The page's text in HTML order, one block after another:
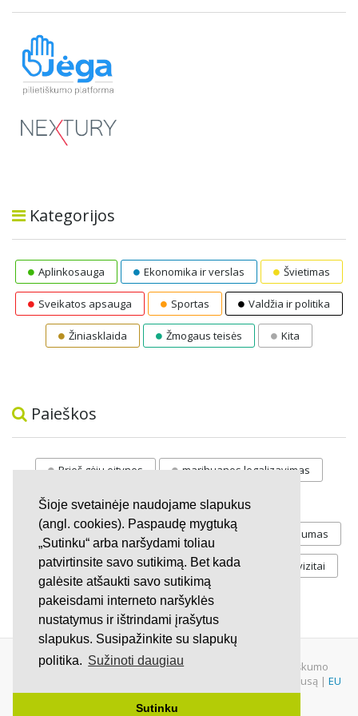
Šioje svetainėje naudojame slapukus
(angl. cookies). Paspaudę mygtuką
„Sutinku“ arba naršydami toliau
patvirtinsite savo sutikimą. Bet kada
galėsite atšaukti savo sutikimą
pakeisdami interneto naršyklės
nustatymus ir ištrindami įrašytus
slapukus. Susipažinkite su slapukų
politika. Sužinoti daugiau
Sutinku
Kategorijos
Aplinkosauga Ekonomika ir verslas Švietimas
Sveikatos apsauga Sportas Valdžia ir politika
Žiniasklaida Žmogaus teisės Kita
Paieškos
Prieš gėju eitynes marihuanos legalizavimas
STOP vaiku atemimas
Pilnos moksleivių vasaros atostogos referendumas
Keliu jaunystės Valandos Rekvizitai
Investicijos
© 2007 - 2026 Ne pelno siekianti organizacija VŠĮ "Pilietiškumo
platformos" į.k. 305719586. Įstaiga turi paramos gavėjo statusą | EU
Petitions|U.S. Petitions
Svetainėje nauduojama